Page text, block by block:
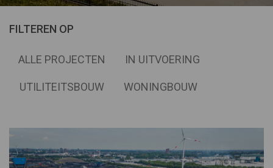
FILTEREN OP
ALLE PROJECTEN IN UITVOERING
UTILITEITSBOUW WONINGBOUW